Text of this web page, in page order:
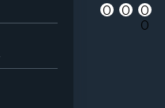
0 0
0
0